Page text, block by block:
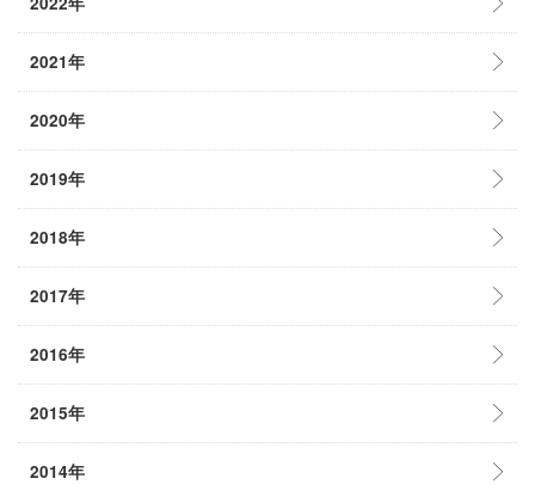
2021年
2020年
2019年
2018年
2017年
2016年
2015年
2014年